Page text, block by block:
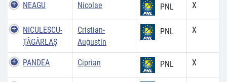
NEAGU Nicolae PNL X
NICULESCU-
ŢÂGÂRLAŞ
Cristian-
Augustin
PNL X
PANDEA Ciprian PNL X